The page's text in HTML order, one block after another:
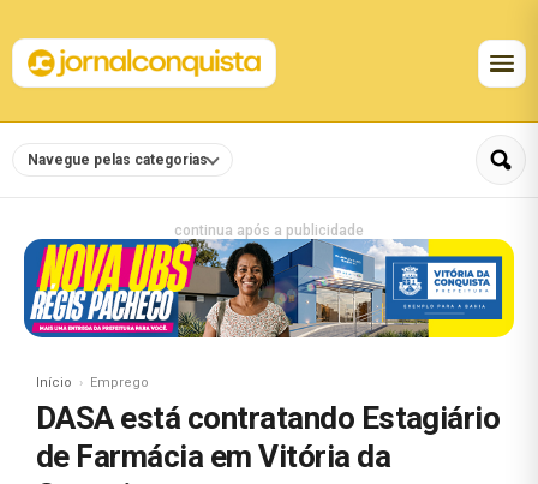
Navegue pelas categorias
continua após a publicidade
Início Emprego
DASA está contratando Estagiário
de Farmácia em Vitória da